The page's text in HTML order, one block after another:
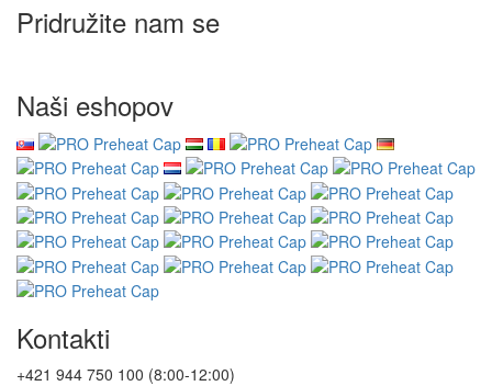
Pridružite nam se
Naši eshopov
Kontakti
+421 944 750 100 (8:00-12:00)